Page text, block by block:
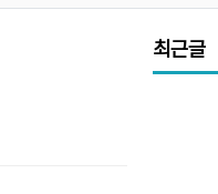
최근글